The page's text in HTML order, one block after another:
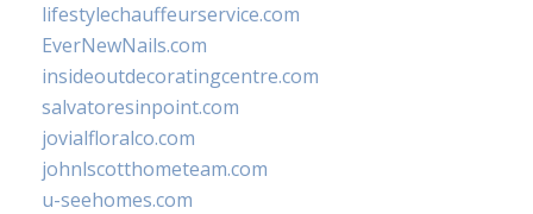
lifestylechauffeurservice.com
EverNewNails.com
insideoutdecoratingcentre.com
salvatoresinpoint.com
jovialfloralco.com
johnlscotthometeam.com
u-seehomes.com